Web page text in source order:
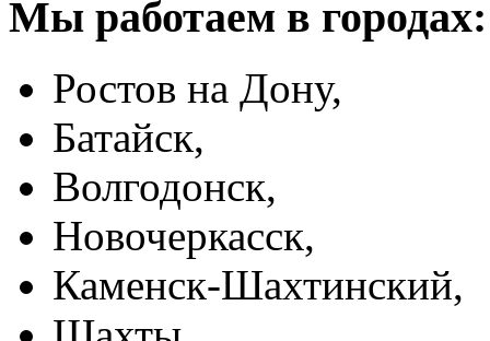
Мы работаем в городах:
Ростов на Дону,
Батайск,
Волгодонск,
Новочеркасск,
Каменск-Шахтинский,